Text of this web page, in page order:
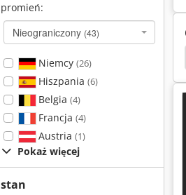
promień:
Nieograniczony (43)
Niemcy (26)
Hiszpania (6)
Belgia (4)
Francja (4)
Austria (1)
Pokaż więcej
stan
Hamm 3520